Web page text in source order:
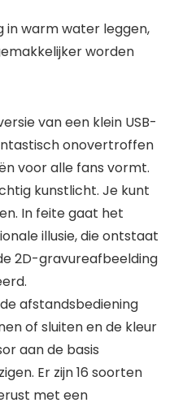
in warm water leggen,
worden
van een klein USB-
onovertroffen
voor alle fans vormt.
kunstlicht. Je kunt
In feite gaat het
illusie, die ontstaat
2D-gravureafbeelding
afstandsbediening
of sluiten en de kleur
aan de basis
Er zijn 16 soorten
met een